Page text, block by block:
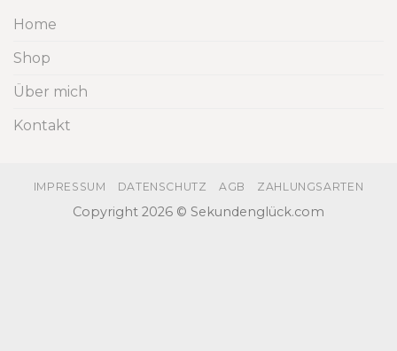
Home
Shop
Über mich
Kontakt
IMPRESSUM DATENSCHUTZ AGB ZAHLUNGSARTEN
Copyright 2026 © Sekundenglück.com